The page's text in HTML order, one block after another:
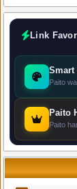
Link
Smart
Paito
Paito
Paito